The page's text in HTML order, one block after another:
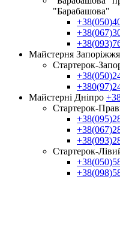
"Барабашова"
Майстерня Запоріжжя
Стартерок-
Майстерні Днiпро
Стартерок-
Стартерок-